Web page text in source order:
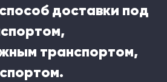
доставки под
транспортом,